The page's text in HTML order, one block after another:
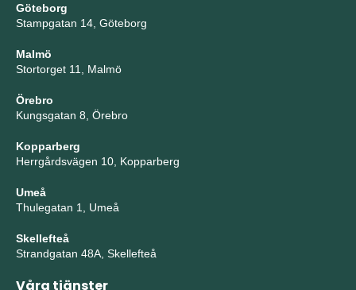
Göteborg
Stampgatan 14, Göteborg
Malmö
Stortorget 11, Malmö
Örebro
Kungsgatan 8, Örebro
Kopparberg
Herrgårdsvägen 10, Kopparberg
Umeå
Thulegatan 1, Umeå
Skellefteå
Strandgatan 48A, Skellefteå
Våra tjänster